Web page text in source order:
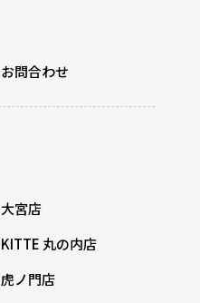
お問合わせ
大宮店
KITTE 丸の内店
虎ノ門店